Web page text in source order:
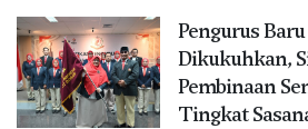
Pengurus
Dikukuhkan,
Pembinaan
Tingkat